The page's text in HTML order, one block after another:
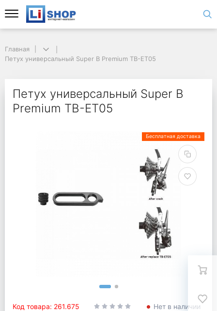
Главная
Петух универсальный Super B Premium TB-ET05
Петух универсальный Super B
Premium TB-ET05
Бесплатная доставка
Код товара: 261.675
Нет в наличии